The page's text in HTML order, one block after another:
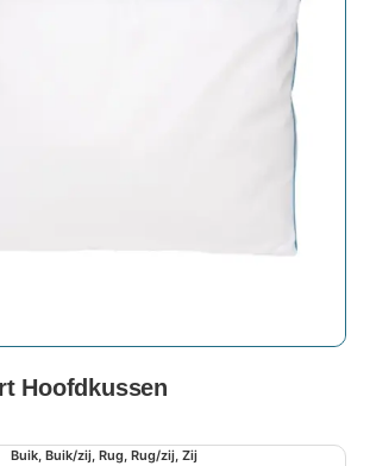
Hoofdkussen
Buik, Buik/zij, Rug, Rug/zij, Zij